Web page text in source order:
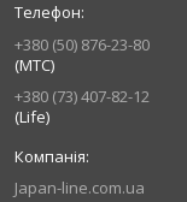
+380 (50) 876-23-80
(МТС)
+380 (73) 407-82-12
(Life)
Japan-line.com.ua